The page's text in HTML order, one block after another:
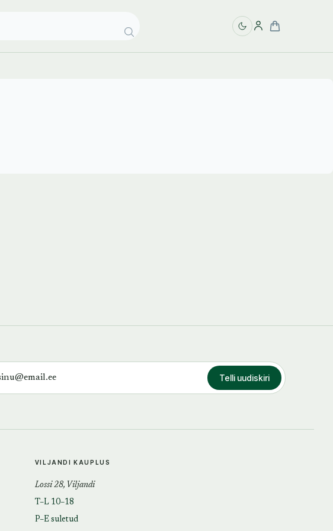
Telli uudiskiri
VILJANDI KAUPLUS
Lossi 28, Viljandi
T–L 10–18
P–E suletud